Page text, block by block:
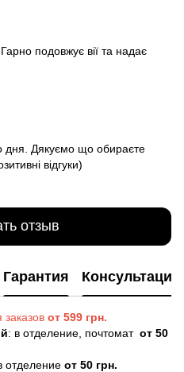
подовжує вії та надає
дня. Дякуємо що обираєте
відгуки)
отзыв
Гарантия Консультация
заказов от 599 грн.
: в отделение, почтомат от 50
отделение от 50 грн.